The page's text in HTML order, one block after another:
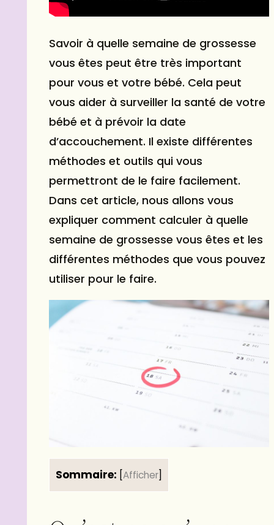
Savoir à quelle semaine de grossesse
vous êtes peut être très important
pour vous et votre bébé. Cela peut
vous aider à surveiller la santé de votre
bébé et à prévoir la date
d’accouchement. Il existe différentes
méthodes et outils qui vous
permettront de le faire facilement.
Dans cet article, nous allons vous
expliquer comment calculer à quelle
semaine de grossesse vous êtes et les
différentes méthodes que vous pouvez
utiliser pour le faire.
Sommaire: Afficher